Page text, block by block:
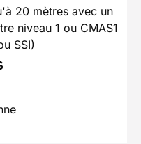
20 mètres avec un
niveau 1 ou CMAS1
SSI)